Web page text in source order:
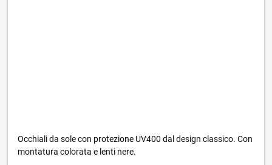
Occhiali da sole con protezione UV400 dal design classico. Con
montatura colorata e lenti nere.